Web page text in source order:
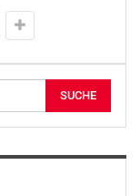
Objekten einen
mit seiner
Präsentation